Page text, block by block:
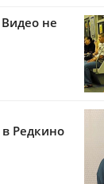
не
Редкино